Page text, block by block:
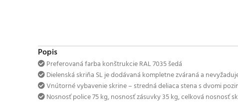
Popis
Preferovaná farba konštrukcie RAL 7035 šedá
Dielenská skriňa SL je dodávaná kompletne zváraná a
Vnútorné vybavenie skrine – stredná deliaca stena s dvomi
Nosnosť police 75 kg, nosnosť zásuvky 35 kg, celková nosnosť